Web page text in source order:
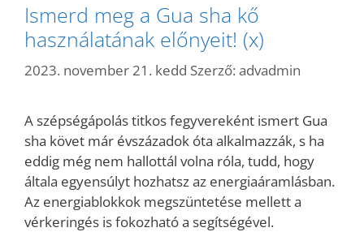
Ismerd meg a Gua sha kő
használatának előnyeit! (x)
2023. november 21. kedd Szerző: advadmin
A szépségápolás titkos fegyvereként ismert Gua
sha követ már évszázadok óta alkalmazzák, s ha
eddig még nem hallottál volna róla, tudd, hogy
általa egyensúlyt hozhatsz az energiaáramlásban.
Az energiablokkok megszüntetése mellett a
vérkeringés is fokozható a segítségével.